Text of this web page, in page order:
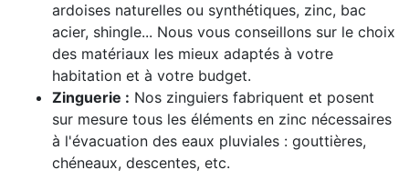
ardoises naturelles ou synthétiques, zinc, bac
acier, shingle... Nous vous conseillons sur le choix
des matériaux les mieux adaptés à votre
habitation et à votre budget.
Zinguerie : Nos zinguiers fabriquent et posent
sur mesure tous les éléments en zinc nécessaires
à l'évacuation des eaux pluviales : gouttières,
chéneaux, descentes, etc.